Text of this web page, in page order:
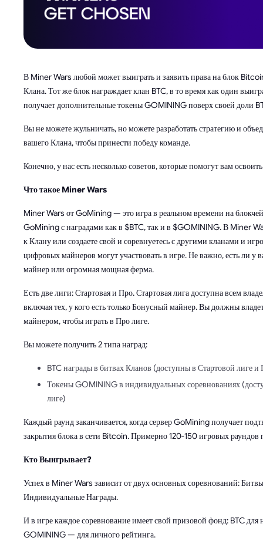
В Miner Wars любой может выиграть и заявить права на блок
Клана. Тот же блок награждает клан BTC, в то время как один
получает дополнительные токены GOMINING поверх своей доли
Вы не можете жульничать, но можете разработать стратегию и
вашего Клана, чтобы принести победу команде.
Конечно, у нас есть несколько советов, которые помогут вам
Что такое Miner Wars
Miner Wars от GoMining — это игра в реальном времени на
GoMining с наградами как в $BTC, так и в $GOMINING. В Miner
к Клану или создаете свой и соревнуетесь с другими кланами и
цифровых майнеров могут участвовать в игре. Не важно, есть ли у
майнер или огромная мощная ферма.
Есть две лиги: Стартовая и Про. Стартовая лига доступна всем
включая тех, у кого есть только Бонусный майнер. Вы должны
майнером, чтобы играть в Про лиге.
Вы можете получить 2 типа наград:
BTC награды в битвах Кланов (доступны в Стартовой лиге и
Токены GOMINING в индивидуальных соревнованиях
лиге)
Каждый раунд заканчивается, когда сервер GoMining получает
закрытия блока в сети Bitcoin. Примерно 120-150 игровых раундов
Кто Выигрывает?
Успех в Miner Wars зависит от двух основных соревнований:
Индивидуальные Награды.
И в игре каждое соревнование имеет свой призовой фонд: BTC для
GOMINING — для личного рейтинга.